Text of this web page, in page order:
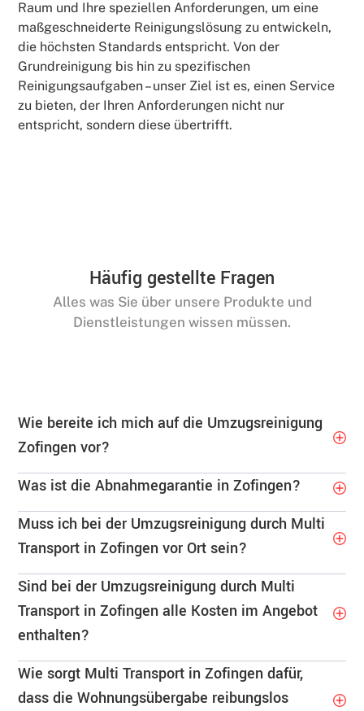
Raum und Ihre speziellen Anforderungen, um eine
maßgeschneiderte Reinigungslösung zu entwickeln,
die höchsten Standards entspricht. Von der
Grundreinigung bis hin zu spezifischen
Reinigungsaufgaben – unser Ziel ist es, einen Service
zu bieten, der Ihren Anforderungen nicht nur
entspricht, sondern diese übertrifft.
Häufig gestellte Fragen
Alles was Sie über unsere Produkte und
Dienstleistungen wissen müssen.
Wie bereite ich mich auf die Umzugsreinigung
Zofingen vor?
Was ist die Abnahmegarantie in Zofingen?
Muss ich bei der Umzugsreinigung durch Multi
Transport in Zofingen vor Ort sein?
Sind bei der Umzugsreinigung durch Multi
Transport in Zofingen alle Kosten im Angebot
enthalten?
Wie sorgt Multi Transport in Zofingen dafür,
dass die Wohnungsübergabe reibungslos